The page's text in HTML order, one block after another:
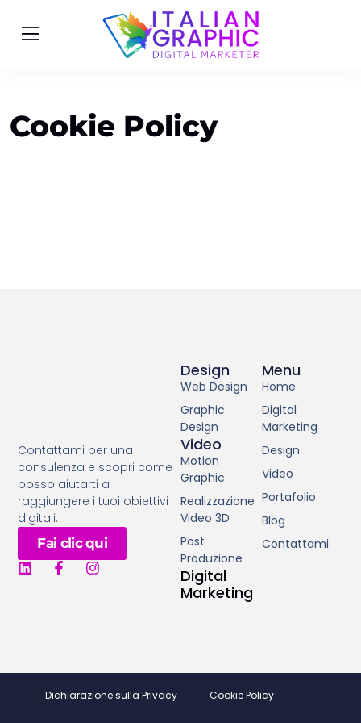
Cookie Policy
Contattami per una
consulenza e scopri come
posso aiutarti a
raggiungere i tuoi obiettivi
digitali.
Fai clic qui
Menu
Home
Digital
Marketing
Design
Video
Portafolio
Blog
Contattami
Design
Web Design
Graphic
Design
Video
Motion
Graphic
Realizzazione
Video 3D
Post
Produzione
Digital
Marketing
Dichiarazione sulla Privacy Cookie Policy